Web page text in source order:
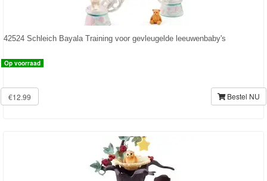
ELDRADOR®
CREATURES
Wild
42524 Schleich Bayala Training voor gevleugelde leeuwenbaby's
Op voorraad
€12.99 Bestel NU